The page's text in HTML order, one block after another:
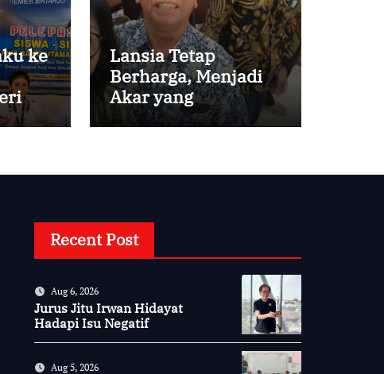
ke
Lansia Tetap
Berharga, Menjadi
Akar yang
Menghidupi
Recent Post
Aug 6, 2026
Jurus Jitu Irwan Hidayat
Hadapi Isu Negatif
Aug 5, 2026